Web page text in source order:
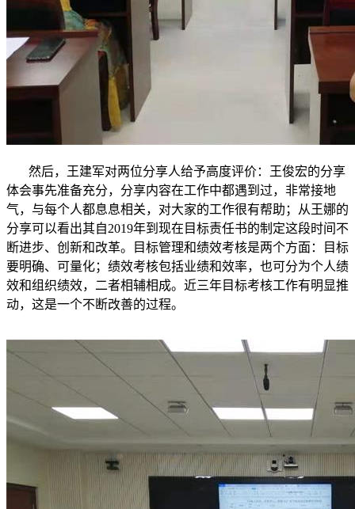
然后，王建军对两位分享人给予高度评价：王俊宏的分享
体会事先准备充分，分享内容在工作中都遇到过，非常接地
气，与每个人都息息相关，对大家的工作很有帮助；从王娜的
分享可以看出其自2019年到现在目标责任书的制定这段时间不
断进步、创新和改革。目标管理和绩效考核是两个方面：目标
要明确、可量化；绩效考核包括业绩和效率，也可分为个人绩
效和组织绩效，二者相辅相成。近三年目标考核工作有明显推
动，这是一个不断改善的过程。